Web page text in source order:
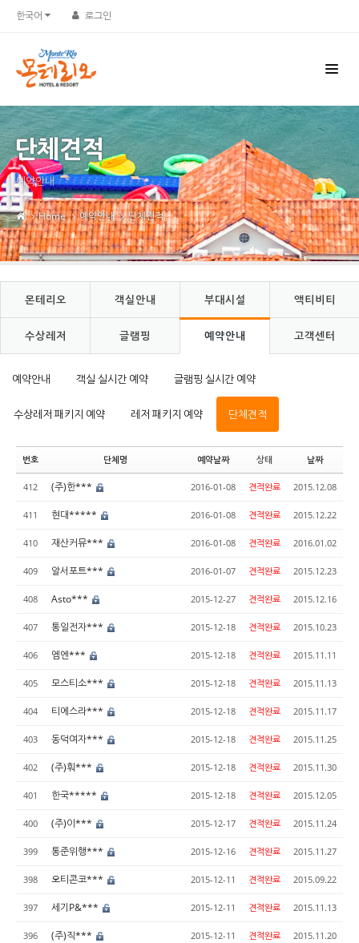
한국어 로그인
단체견적
예약안내
Home 예약안내 단체견적
몬테리오 객실안내 부대시설 액티비티
수상레저 글램핑 예약안내 고객센터
예약안내 객실 실시간 예약 글램핑 실시간 예약
수상레저 패키지 예약 레저 패키지 예약 단체견적
번호 단체명 예약날짜 상태 날짜
412 (주)한*** 2016-01-08 견적완료 2015.12.08
411 현대***** 2016-01-08 견적완료 2015.12.22
410 재산커뮤*** 2016-01-08 견적완료 2016.01.02
409 알서포트*** 2016-01-07 견적완료 2015.12.23
408 Asto*** 2015-12-27 견적완료 2015.12.16
407 통일전자*** 2015-12-18 견적완료 2015.10.23
406 엠엔*** 2015-12-18 견적완료 2015.11.11
405 모스티소*** 2015-12-18 견적완료 2015.11.13
404 티에스라*** 2015-12-18 견적완료 2015.11.17
403 동덕여자*** 2015-12-18 견적완료 2015.11.25
402 (주)훠*** 2015-12-18 견적완료 2015.11.30
401 한국***** 2015-12-18 견적완료 2015.12.05
400 (주)이*** 2015-12-17 견적완료 2015.11.24
399 통준위행*** 2015-12-16 견적완료 2015.11.27
398 오티콘코*** 2015-12-11 견적완료 2015.09.22
397 세기P&*** 2015-12-11 견적완료 2015.11.13
396 (주)직*** 2015-12-11 견적완료 2015.11.20
Sketchbook5, 스케치북5